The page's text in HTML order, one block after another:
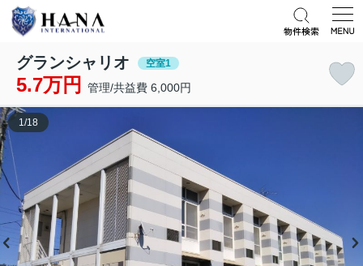
グランシャリオ 空室1
5.7万円 管理/共益費 6,000円
1/18